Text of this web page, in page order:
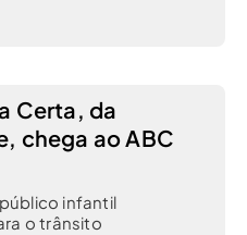
Certa, da
chega ao ABC
infantil
o trânsito